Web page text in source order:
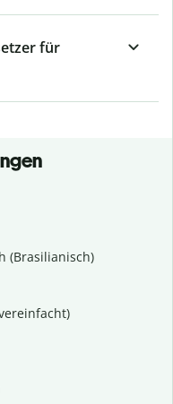
für
(Brasilianisch)